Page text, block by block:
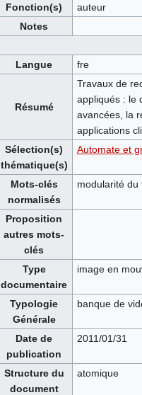
Fonction(s)
auteur
Notes
Langue fre
Résumé
Travaux de
appliqués : le
avancées, la
applications
Sélection(s)
thématique(s)
Automate et
Mots-clés
normalisés
modularité
Proposition
autres mots-
clés
Type
documentaire
image en
Typologie
Générale
banque de
Date de
publication
2011/01/31
Structure du
document
atomique